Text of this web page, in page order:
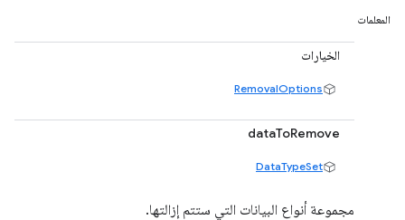
المعلمات
الخيارات
RemovalOptions
dataToRemove
DataTypeSet
مجموعة أنواع البيانات التي ستتم إزالتها.